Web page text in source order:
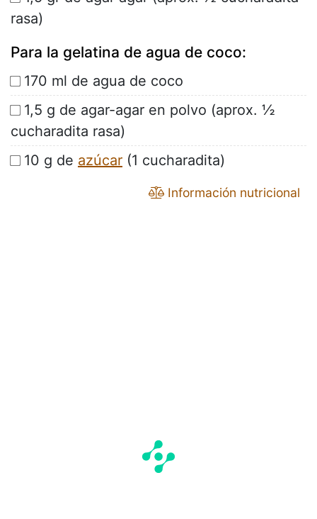
rasa)
Para la gelatina de agua de coco:
170 ml de agua de coco
1,5 g de agar-agar en polvo (aprox. ½
cucharadita rasa)
10 g de azúcar (1 cucharadita)
Información nutricional